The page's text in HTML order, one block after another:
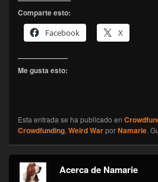
Comparte esto:
Facebook
X
Me gusta esto:
Esta entrada se ha publicado en
Crowdfunding, Weird WarporNamarie.
Acerca de Namarie